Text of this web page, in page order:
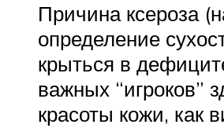
Причина ксероза
определение
крыться в
важных “игроков”
красоты кожи, как